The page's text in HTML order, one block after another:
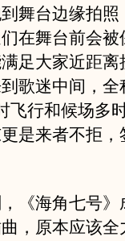
舞台边缘拍照
在舞台前会被
足大家近距离
歌迷中间，全
飞行和候场多
是来者不拒，
海角七号》
，原本应该全